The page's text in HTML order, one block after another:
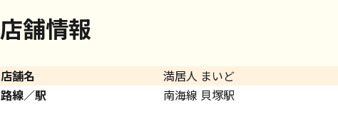
店舗情報
店舗名
満居人 まいど
路線／駅
南海線 貝塚駅